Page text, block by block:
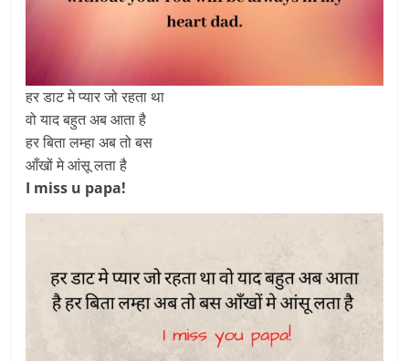
हर डाट मे प्यार जो रहता था
वो याद बहुत अब आता है
हर बिता लम्हा अब तो बस
आँखों मे आंसू लता है
I miss u papa!